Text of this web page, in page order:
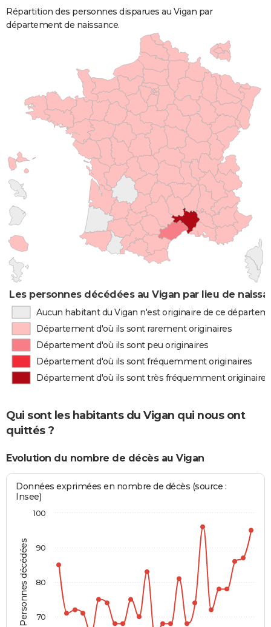
Répartition des personnes disparues au Vigan par
département de naissance.
Les personnes décédées au Vigan par lieu de
Aucun habitant du Vigan n'est originaire de ce
Département d'où ils sont rarement originaires
Département d'où ils sont peu originaires
Département d'où ils sont fréquemment originaires
Département d'où ils sont très fréquemment originaires
Qui sont les habitants du Vigan qui nous ont
quittés ?
Evolution du nombre de décès au Vigan
Personnes décédées
Données exprimées en nombre de décès (source :
Insee)
70
80
90
100